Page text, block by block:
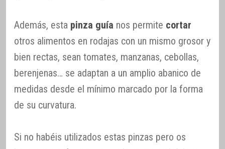
Además, esta pinza guía nos permite cortar
otros alimentos en rodajas con un mismo grosor y
bien rectas, sean tomates, manzanas, cebollas,
berenjenas… se adaptan a un amplio abanico de
medidas desde el mínimo marcado por la forma
de su curvatura.
Si no habéis utilizados estas pinzas pero os